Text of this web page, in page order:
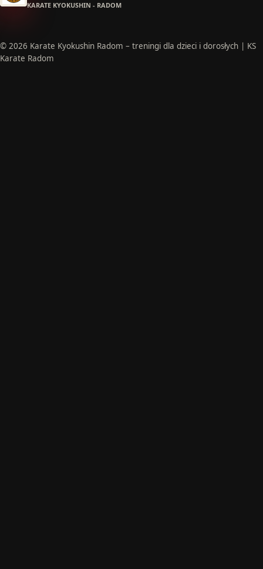
KARATE KYOKUSHIN - RADOM
© 2026 Karate Kyokushin Radom – treningi dla dzieci i dorosłych | KS
Karate Radom